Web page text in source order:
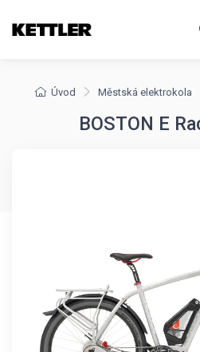
Úvod Městská elektrokola
BOSTON E